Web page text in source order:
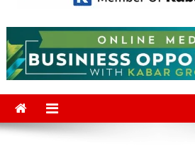
Mediajakarta.com